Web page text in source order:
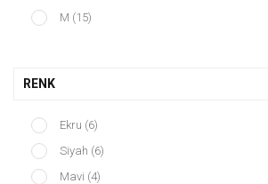
M (15)
RENK
Ekru (6)
Siyah (6)
Mavi (4)